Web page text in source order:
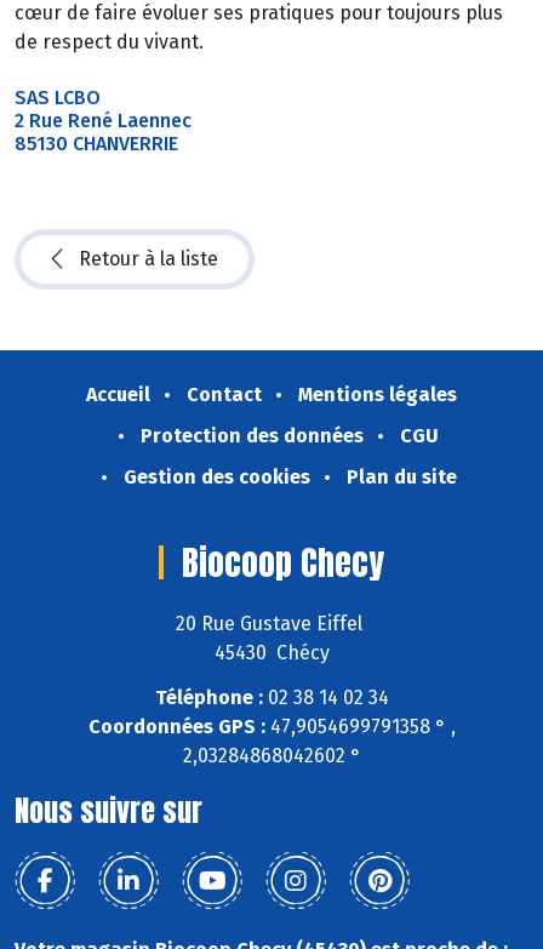
cœur de faire évoluer ses pratiques pour toujours plus
de respect du vivant.
SAS LCBO
2 Rue René Laennec
85130 CHANVERRIE
Retour à la liste
Accueil Contact
Mentions légales
Protection des données
CGU
Gestion des cookies
Plan du site
Biocoop Checy
20 Rue Gustave Eiffel
45430 Chécy
Téléphone :02 38 14 02 34
Coordonnées GPS :47,9054699791358 ° ,
2,03284868042602 °
Nous suivre sur